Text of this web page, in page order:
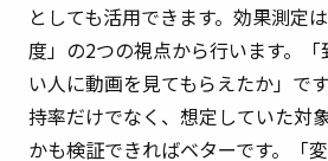
としても活用できます。効果測定
度」の2つの視点から行います。
い人に動画を見てもらえたか」で
持率だけでなく、想定していた対
かも検証できればベターです。「